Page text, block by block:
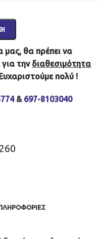
θα πρέπει να
την διαθεσιμότητα
πολύ !
& 697-8103040